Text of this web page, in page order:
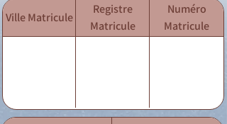
Ville Matricule
Registre
Matricule
Numéro
Matricule